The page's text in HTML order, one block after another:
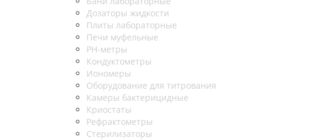
Дозаторы жидкости
Плиты лабораторные
Печи муфельные
РН-метры
Кондуктометры
Иономеры
Оборудование для титрования
Камеры бактерицидные
Криостаты
Рефрактометры
Стерилизаторы